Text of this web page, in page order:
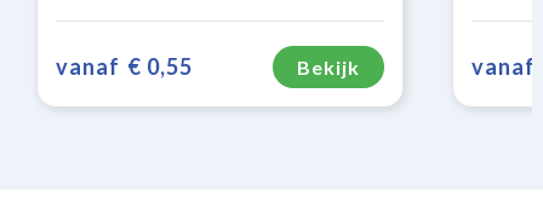
vanaf € 0,55 Bekijk vanaf